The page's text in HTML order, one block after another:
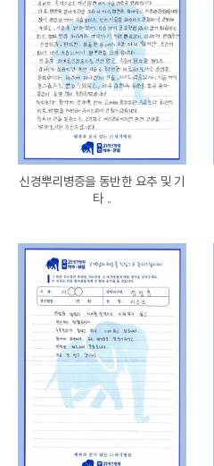
신경뿌리병증을 동반한 요추 및 기
타 ..